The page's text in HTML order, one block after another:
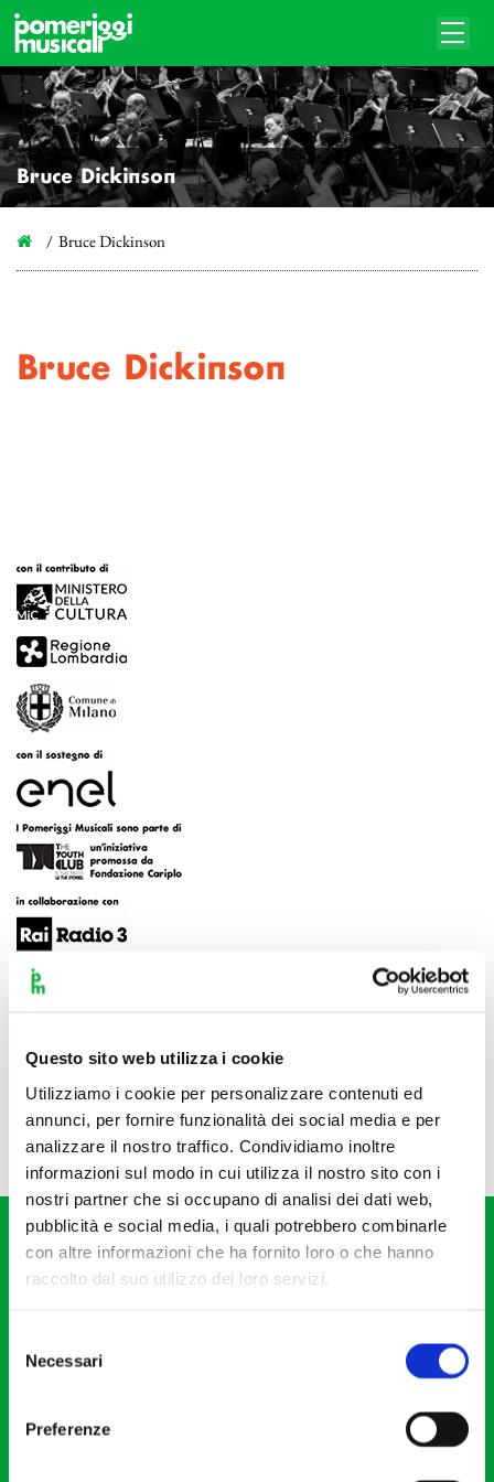
Questo sito web utilizza i cookie
Utilizziamo i cookie per personalizzare contenuti ed
annunci, per fornire funzionalità dei social media e per
analizzare il nostro traffico. Condividiamo inoltre
informazioni sul modo in cui utilizza il nostro sito con i
nostri partner che si occupano di analisi dei dati web,
pubblicità e social media, i quali potrebbero combinarle
con altre informazioni che ha fornito loro o che hanno
raccolto dal suo utilizzo dei loro servizi.
delNecessari
Preferenze
Bruce Dickinson
Bruce Dickinson
Bruce Dickinson
Fondazione I Pomeriggi Musicali
Partita Iva 04410060158